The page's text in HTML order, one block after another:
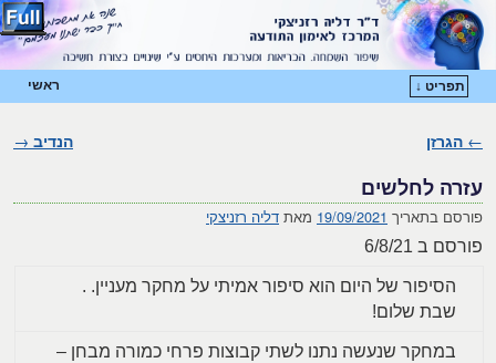
ראשי
תפריט ↓
ניווט בפוסטים
← הגרזן הנדיב →
עזרה לחלשים
פורסם בתאריך 19/09/2021 מאת דליה רזניצקי
פורסם ב 6/8/21
הסיפור של היום הוא סיפור אמיתי על מחקר מעניין. .
שבת שלום!
במחקר שנעשה נתנו לשתי קבוצות פרחי כמורה מבחן –